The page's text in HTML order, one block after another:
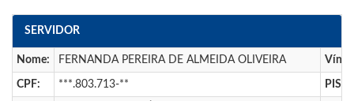
SERVIDOR
Nome: FERNANDA PEREIRA DE ALMEIDA OLIVEIRA
CPF: ***.803.713-** PIS: